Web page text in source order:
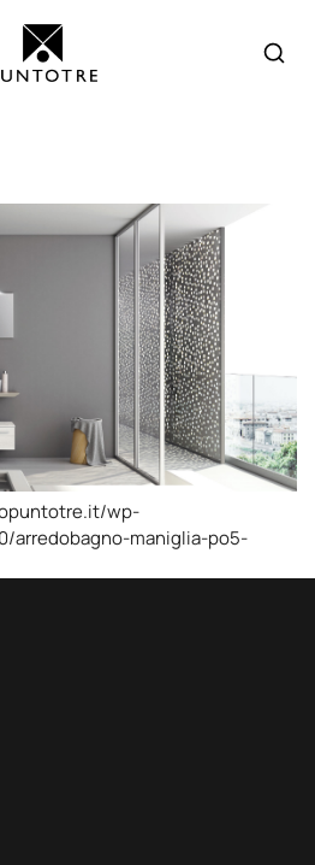
wp-
arredobagno-maniglia-po5-